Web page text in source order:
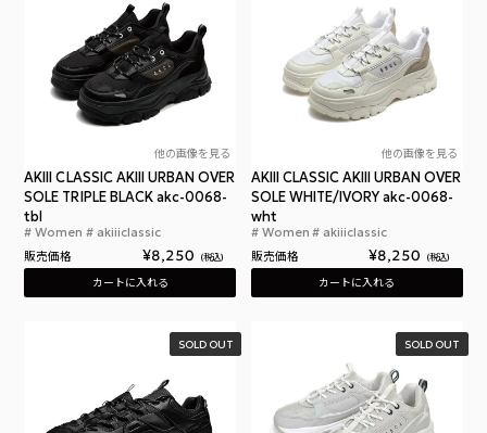
他の画像を見る
アキクラシック アーバン オーバーソール 厚底 ス
AKIII CLASSIC AKIII URBAN OVER
SOLE TRIPLE BLACK akc-0068-
tbl
Women akiiiclassic
販売価格 ¥8,250 税込
カートに入れる
他の画像を見る
AKIII CLASSIC AKIII URBAN OVER
SOLE WHITE/IVORY akc-0068-
wht
Women akiiiclassic
販売価格 ¥8,250 税込
カートに入れる
SOLD OUT SOLD OUT